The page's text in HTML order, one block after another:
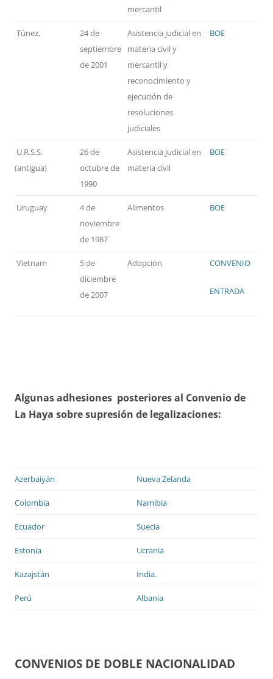
mercantil
Túnez,
24 de
septiembre
de 2001
Asistencia judicial en
materia civil y
mercantil y
reconocimiento y
ejecución de
resoluciones
judiciales
BOE
U.R.S.S.
(antigua)
26 de
octubre de
1990
Asistencia judicial en
materia civil
BOE
Uruguay
4 de
noviembre
de 1987
Alimentos BOE
Vietnam
5 de
diciembre
de 2007
Adopción CONVENIO
ENTRADA
Algunas adhesiones posteriores al Convenio de
La Haya sobre supresión de legalizaciones:
Azerbaiyán Nueva Zelanda
Colombia Namibia
Ecuador Suecia
Estonia Ucrania
Kazajstán India.
Perú Albania
CONVENIOS DE DOBLE NACIONALIDAD